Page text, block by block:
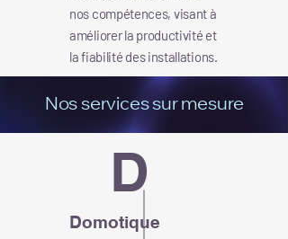
nos compétences, visant à
améliorer la productivité et
la fiabilité des installations.
Nos services sur mesure
D
Domotique